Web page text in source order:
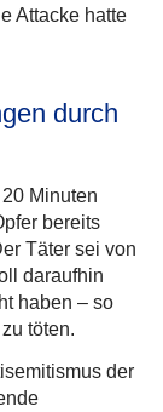
Attacke hatte
durch
Minuten
bereits
Täter sei von
daraufhin
haben – so
töten.
der